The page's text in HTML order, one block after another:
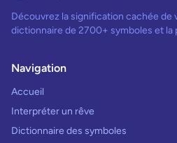
Découvrez la signification cachée de
dictionnaire de 2700+ symboles et la
Navigation
Accueil
Interpréter un rêve
Dictionnaire des symboles